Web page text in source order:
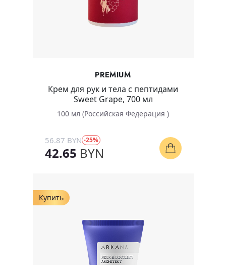
PREMIUM
Крем для рук и тела с пептидами
Sweet Grape, 700 мл
100 мл (Российская Федерация )
56.87 BYN -25%
42.65 BYN
Купить